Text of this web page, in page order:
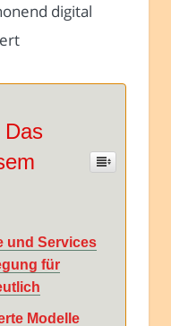
digital
Das
und Services
für
Modelle